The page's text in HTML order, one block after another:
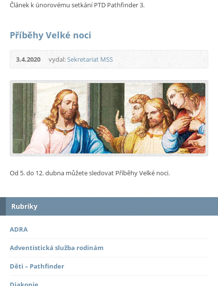
Článek k únorovému setkání PTD Pathfinder 3.
Příběhy Velké noci
3.4.2020 vydal:Sekretariat MSS
Od 5. do 12. dubna můžete sledovat Příběhy Velké noci.
Rubriky
ADRA
Adventistická služba rodinám
Děti – Pathfinder